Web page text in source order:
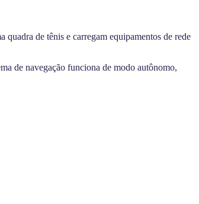
quadra de tênis e carregam equipamentos de rede
de navegação funciona de modo autônomo,